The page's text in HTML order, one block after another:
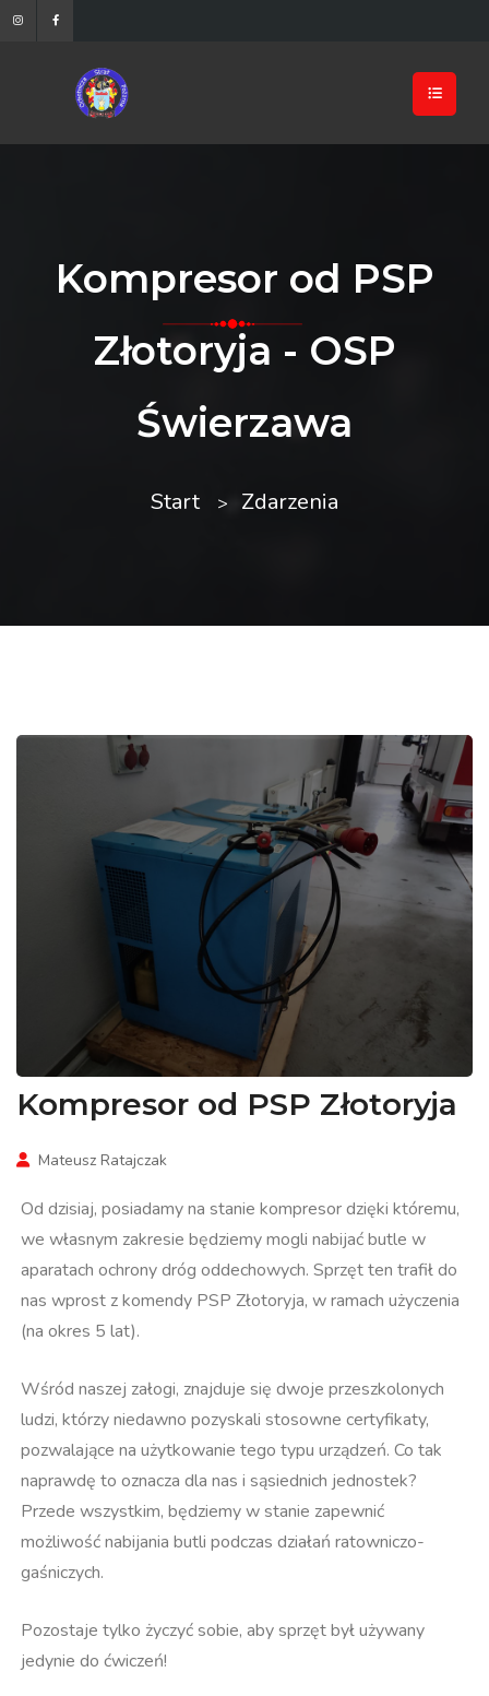
Kompresor od PSP
Złotoryja - OSP
Świerzawa
Start Zdarzenia
Kompresor od PSP Złotoryja
Mateusz Ratajczak
Od dzisiaj, posiadamy na stanie kompresor dzięki któremu,
we własnym zakresie będziemy mogli nabijać butle w
aparatach ochrony dróg oddechowych. Sprzęt ten trafił do
nas wprost z komendy PSP Złotoryja, w ramach użyczenia
(na okres 5 lat).
Wśród naszej załogi, znajduje się dwoje przeszkolonych
ludzi, którzy niedawno pozyskali stosowne certyfikaty,
pozwalające na użytkowanie tego typu urządzeń. Co tak
naprawdę to oznacza dla nas i sąsiednich jednostek?
Przede wszystkim, będziemy w stanie zapewnić
możliwość nabijania butli podczas działań ratowniczo-
gaśniczych.
Pozostaje tylko życzyć sobie, aby sprzęt był używany
jedynie do ćwiczeń!